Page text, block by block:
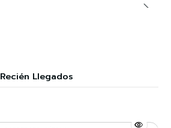
Recién Llegados